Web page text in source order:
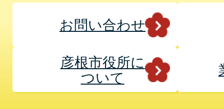
お問い合わせ
彦根市役所に
ついて